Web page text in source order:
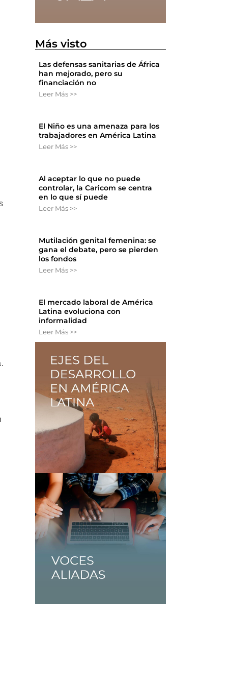
Más visto
Las defensas sanitarias de África
han mejorado, pero su
financiación no
Leer Más >>
El Niño es una amenaza para los
trabajadores en América Latina
Leer Más >>
Al aceptar lo que no puede
controlar, la Caricom se centra
en lo que sí puede
Leer Más >>
Mutilación genital femenina: se
gana el debate, pero se pierden
los fondos
Leer Más >>
El mercado laboral de América
Latina evoluciona con
informalidad
Leer Más >>